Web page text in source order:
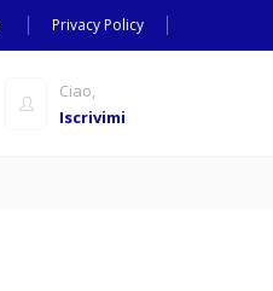
Privacy Policy
Ciao,
Iscrivimi